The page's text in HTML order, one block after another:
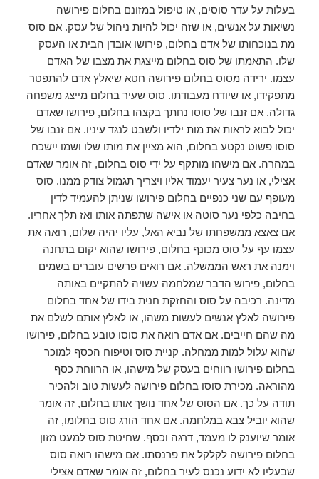
בעלות על עדר סוסים, או טיפול במזונם בחלום פירושה
נשיאות על אנשים, או שזה יכול להיות ניהול של עסק. אם סוס
מת בנוכחותו של אדם בחלום, פירושו אובדן הבית או העסק
שלו. התאמתו של סוס בחלום מייצגת את מצבו של האדם
עצמו. ירידה מסוס בחלום פירושה חטא שיאלץ אדם להתפטר
מתפקידו, או שיודח מעבודתו. סוס שעיר בחלום מייצג משפחה
גדולה. אם זנבו של סוסו נחתך בקצהו בחלום, פירושו שאדם
יכול לבוא לראות את מות ילדיו ולשבט לנגד עיניו. אם זנבו של
סוסו פשוט נקטע בחלום, הוא מציין את מותו שלו ושמו יישכח
במהרה. אם מישהו מותקף על ידי סוס בחלום, זה אומר שאדם
אצילי, או נער צעיר יעמוד אליו ויצריך תגמול צודק ממנו. סוס
מעופף עם שני כנפיים בחלום פירושו שניתן להעמיד לדין
בחיבה כלפי נער סוטה או אישה שתפתה אותו ואז תלך אחריו.
אם צאצא ממשפחתו של נביא האל, עליו יהיה שלום, רואה את
עצמו עף על סוס מכונף בחלום, פירושו שהוא יקום בתחנה
וימנה את ראש הממשלה. אם רואים פרשים עוברים בשמים
בחלום, פירוש הדבר שמלחמה עשויה להתקיים באותה
מדינה. רכיבה על סוס והחזקת חנית בידו של אחד בחלום
פירושה לאלץ אנשים לעשות משהו, או לאלץ אותם לשלם את
מה שהם חייבים. אם אדם רואה את סוסו טובע בחלום, פירושו
שהוא עלול למות ממחלה. קניית סוס וטיפוח הכסף למוכר
בחלום פירושו רווחים בעסק של מישהו, או הרווחת כסף
מהוראה. מכירת סוסו בחלום פירושה לעשות טוב ולהכיר
תודה על כך. אם הסוס של אחד נושך אותו בחלום, זה אומר
שהוא יוביל צבא במלחמה. אם אחד הורג סוס בחלומו, זה
אומר שיוענק לו מעמד, דרגה וכסף. שחיטת סוס למעט מזון
בחלום פירושה לקלקל את פרנסתו. אם מישהו רואה סוס
שבעליו לא ידוע נכנס לעיר בחלום, זה אומר שאדם אצילי